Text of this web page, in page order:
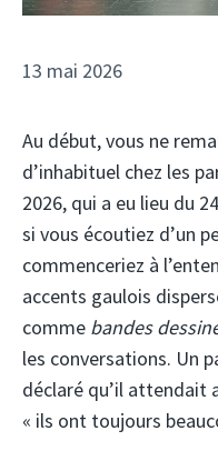
13 mai 2026
Au début, vous ne
d’inhabituel chez les
2026, qui a eu lieu du
si vous écoutiez d’un
commenceriez à
accents gaulois
comme bandes
les conversations. Un
déclaré qu’il attendait
« ils ont toujours